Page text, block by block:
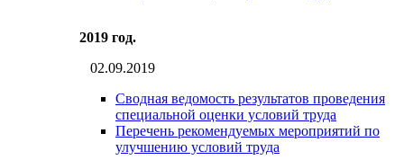
2019 год.
02.09.2019
Сводная ведомость результатов проведения
специальной оценки условий труда
Перечень рекомендуемых мероприятий по
улучшению условий труда